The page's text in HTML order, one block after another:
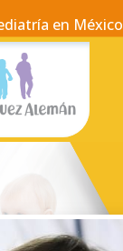
en México